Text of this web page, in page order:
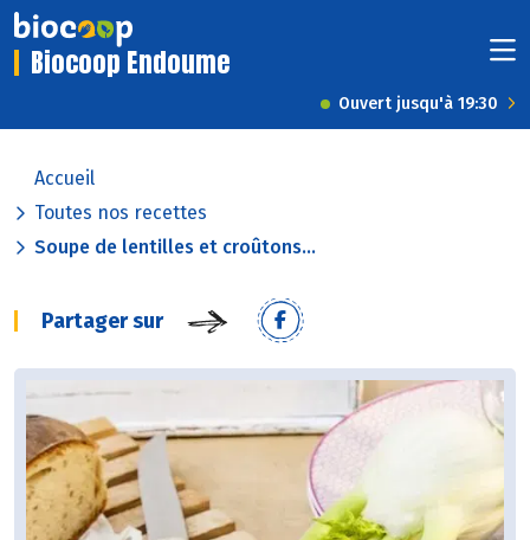
Biocoop Endoume
Ouvert jusqu'à 19:30
Accueil
Toutes nos recettes
Soupe de lentilles et croûtons...
Partager sur